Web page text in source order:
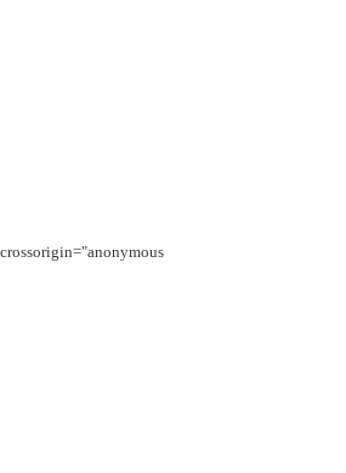
crossorigin="anonymous">